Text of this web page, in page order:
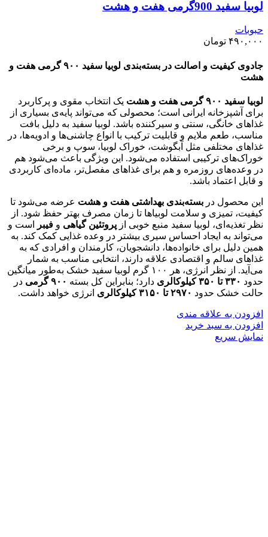
لوبیا سفید 900گرمی هفت و هشت
حبوبات
۴۹۰,۰۰۰ تومان
جادوی کیفیت و اصالت در بسته‌بندی لوبیا سفید ۹۰۰ گرمی هفت و
هشت
لوبیا سفید ۹۰۰ گرمی هفت و هشت
یک انتخاب مقوی و پرکاربرد
برای آشپزخانه ایرانی است؛ محصولی که می‌تواند پایه‌ی بسیاری از
غذاهای خانگی، سنتی و سیرکننده باشد. لوبیا سفید به دلیل بافت
مناسب، طعم ملایم و قابلیت ترکیب با انواع چاشنی‌ها و ادویه‌ها، در
غذاهای مختلفی مثل آبگوشت، خوراک لوبیا، سوپ و برخی
خوراک‌های ترکیبی استفاده می‌شود. این ویژگی باعث می‌شود هم
در وعده‌های روزمره و هم برای غذاهای مفصل‌تر، ماده‌ای کاربردی
و قابل اعتماد باشد.
این محصول در بسته‌بندی بهداشتی هفت و هشت عرضه می‌شود تا
کیفیت، تمیزی و سلامت لوبیاها تا زمان مصرف بهتر حفظ شود. از
نظر تغذیه‌ای، لوبیا سفید منبع خوبی از پروتئین گیاهی و فیبر
است و
می‌تواند به ایجاد احساس سیری بیشتر در وعده غذایی کمک کند. به
همین دلیل برای خانواده‌ها، دانشجویان، کارمندان و افرادی که به
غذاهای سالم و اقتصادی علاقه دارند، انتخابی مناسب به شمار
می‌آید. از نظر انرژی، هر ۱۰۰ گرم لوبیا سفید خشک به‌طور میانگین
حدود ۳۳۰ تا ۳۵۰ کیلوکالری دارد؛ بنابراین کل بسته ۹۰۰ گرمی
در
حالت خشک حدود ۲۹۷۰ تا ۳۱۵۰ کیلوکالری انرژی خواهد داشت.
افزودن به علاقه مندی
افزودن به سبد خرید
نمایش سریع